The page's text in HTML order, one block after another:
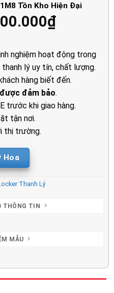
Tồn Kho Hiện Đại
₫Giá
tại
là:
nghiệm hoạt động trong
lý uy tín, chất lượng.
hàng biết đến.
đảm bảo.
trước khi giao hàng.
tận nơi.
thị trường.
Hoa
Thanh Lý
THÔNG TIN
MẪU